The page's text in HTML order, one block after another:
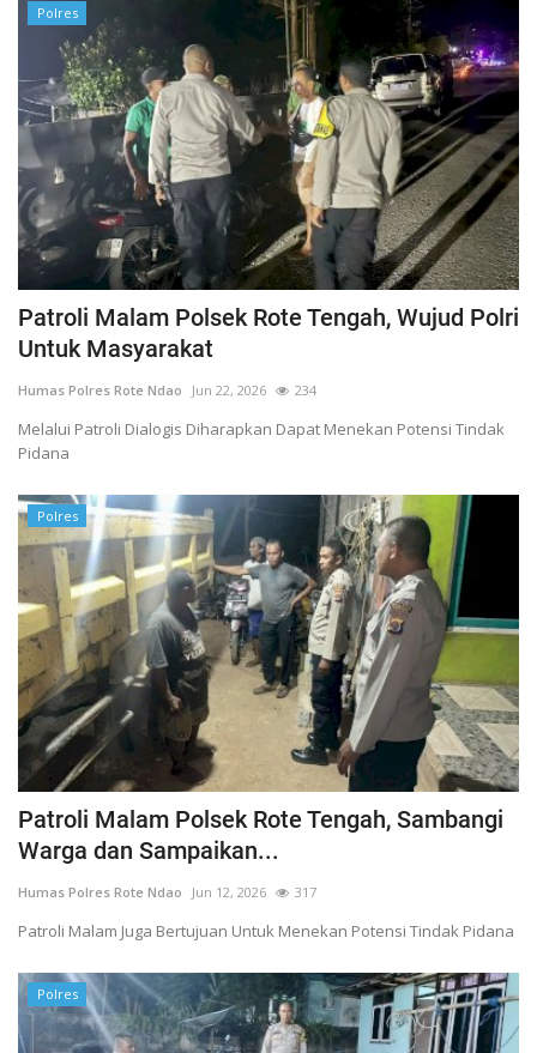
Polres
Patroli Malam Polsek Rote Tengah, Wujud Polri
Untuk Masyarakat
Humas Polres Rote Ndao Jun 22, 2026 234
Melalui Patroli Dialogis Diharapkan Dapat Menekan Potensi Tindak
Pidana
Polres
Patroli Malam Polsek Rote Tengah, Sambangi
Warga dan Sampaikan...
Humas Polres Rote Ndao Jun 12, 2026 317
Patroli Malam Juga Bertujuan Untuk Menekan Potensi Tindak Pidana
Polres